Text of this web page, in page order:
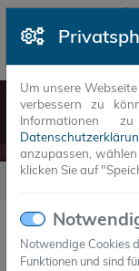
Um unsere
verbessern zu
Informationen
anzupassen,
klicken Sie auf
Notwendige Cookies
Funktionen und sind
NEUIGKEITEN